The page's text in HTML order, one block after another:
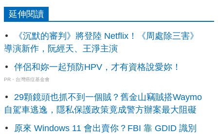
延伸閱讀
《沉默的審判》將登陸 Netflix！《周處除三害》
導演新作，阮經天、王淨主演
伴侶和妳一起預防HPV，才有資格說愛妳！
PR・台灣癌症基金會
29顆鏡頭也抓不到一個賊？舊金山竊賊搭Waymo
自駕車逃逸，隱私保護政策竟成警方辦案最大阻礙
原來 Windows 11 會出賣你？FBI 靠 GDID 識別